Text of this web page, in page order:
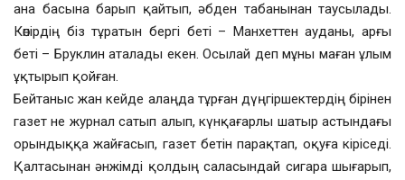
ана басына барып қайтып, әбден табанынан таусылады.
Көпірдің біз тұратын бергі беті – Манхеттен ауданы, арғы
беті – Бруклин аталады екен. Осылай деп мұны маған ұлым
ұқтырып қойған.
Бейтаныс жан кейде алаңда тұрған дүңгіршектердің бірінен
газет не журнал сатып алып, күнқағарлы шатыр астындағы
орындыққа жайғасып, газет бетін парақтап, оқуға кіріседі.
Қалтасынан әнжімді қолдың саласындай сигара шығарып,